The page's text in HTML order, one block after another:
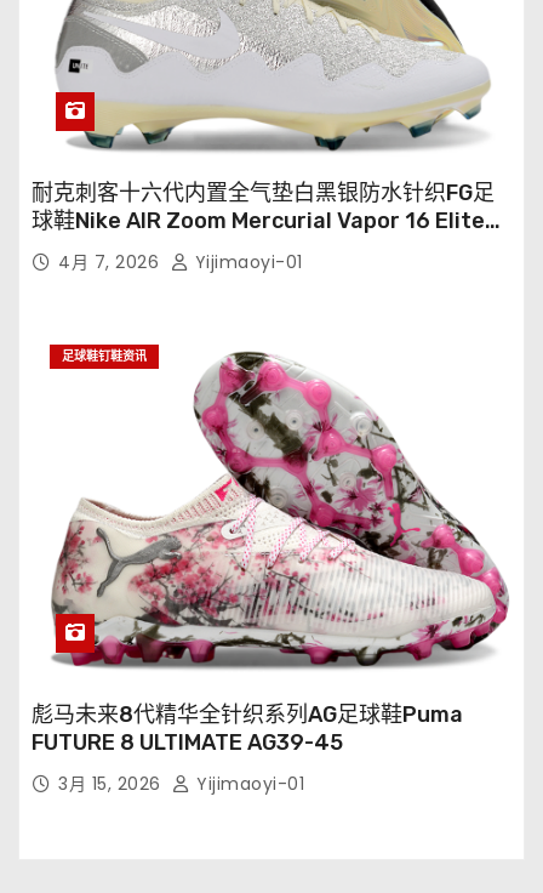
耐克刺客十六代内置全气垫白黑银防水针织FG足
球鞋Nike AIR Zoom Mercurial Vapor 16 Elite
XXV FG35-45
4月 7, 2026 Yijimaoyi-01
足球鞋钉鞋资讯
彪马未来8代精华全针织系列AG足球鞋Puma
FUTURE 8 ULTIMATE AG39-45
3月 15, 2026 Yijimaoyi-01